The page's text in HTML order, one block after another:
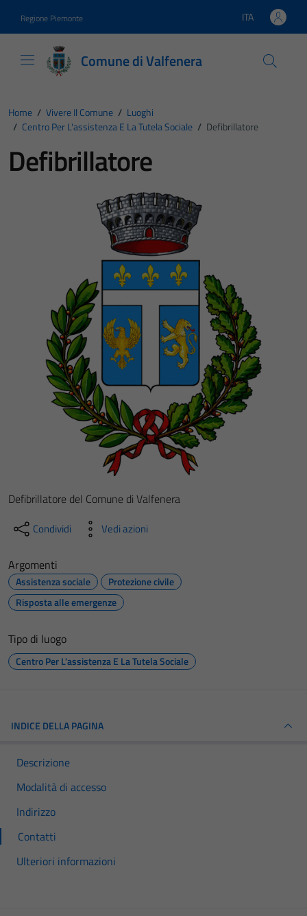
Regione Piemonte Lingua attiva:
ITA
Comune di Valfenera
Home / Vivere Il Comune / Luoghi
/ Centro Per L'assistenza E La Tutela Sociale / Defibrillatore
Defibrillatore
Defibrillatore del Comune di Valfenera
Condividi Vedi azioni
Argomenti
Assistenza sociale
Protezione civile
Risposta alle emergenze
Tipo di luogo
Centro Per L'assistenza E La Tutela Sociale
INDICE DELLA PAGINA
Descrizione
Modalità di accesso
Indirizzo
Contatti
Ulteriori informazioni